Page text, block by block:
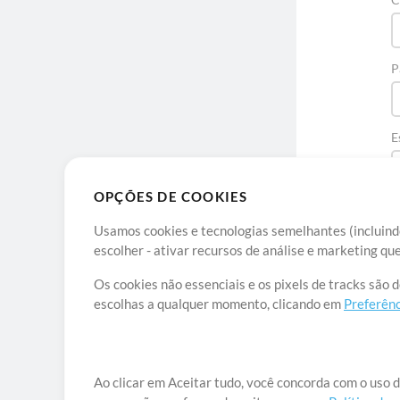
OPÇÕES DE COOKIES
Usamos cookies e tecnologias semelhantes
escolher - ativar recursos de análise e marketing
Os cookies não essenciais e os pixels de tracks
escolhas a qualquer momento, clicando em
Ao clicar em Aceitar tudo, você concorda com o